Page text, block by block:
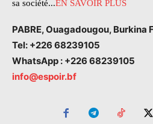
sa société...EN SAVOIR PLUS
PABRE, Ouagadougou, Burkina
Tel: +226 68239105
WhatsApp : +226 68239105
info@espoir.bf